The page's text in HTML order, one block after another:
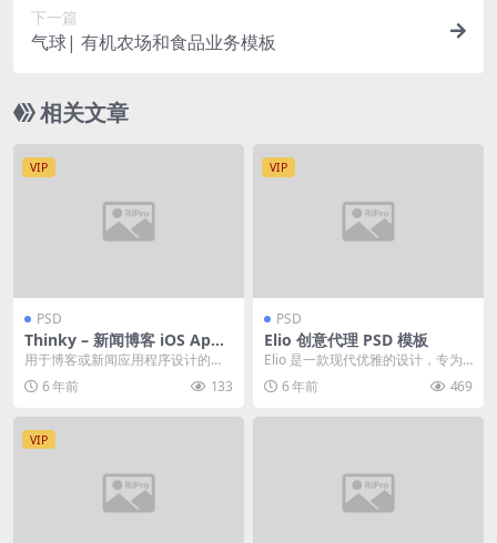
下一篇
气球| 有机农场和食品业务模板
相关文章
VIP
PSD
Thinky – 新闻博客 iOS App
设计模板
用于博客或新闻应用程序设计的现
代iOS用户界面设计模板。这个模板
非常适合博客、新...
6 年前 133
VIP
PSD
Elio 创意代理 PSD 模板
Elio 是一款现代优雅的设计，专为
专业机构和企业打造。 特点 : PSD
页面...6 年前 469
VIP